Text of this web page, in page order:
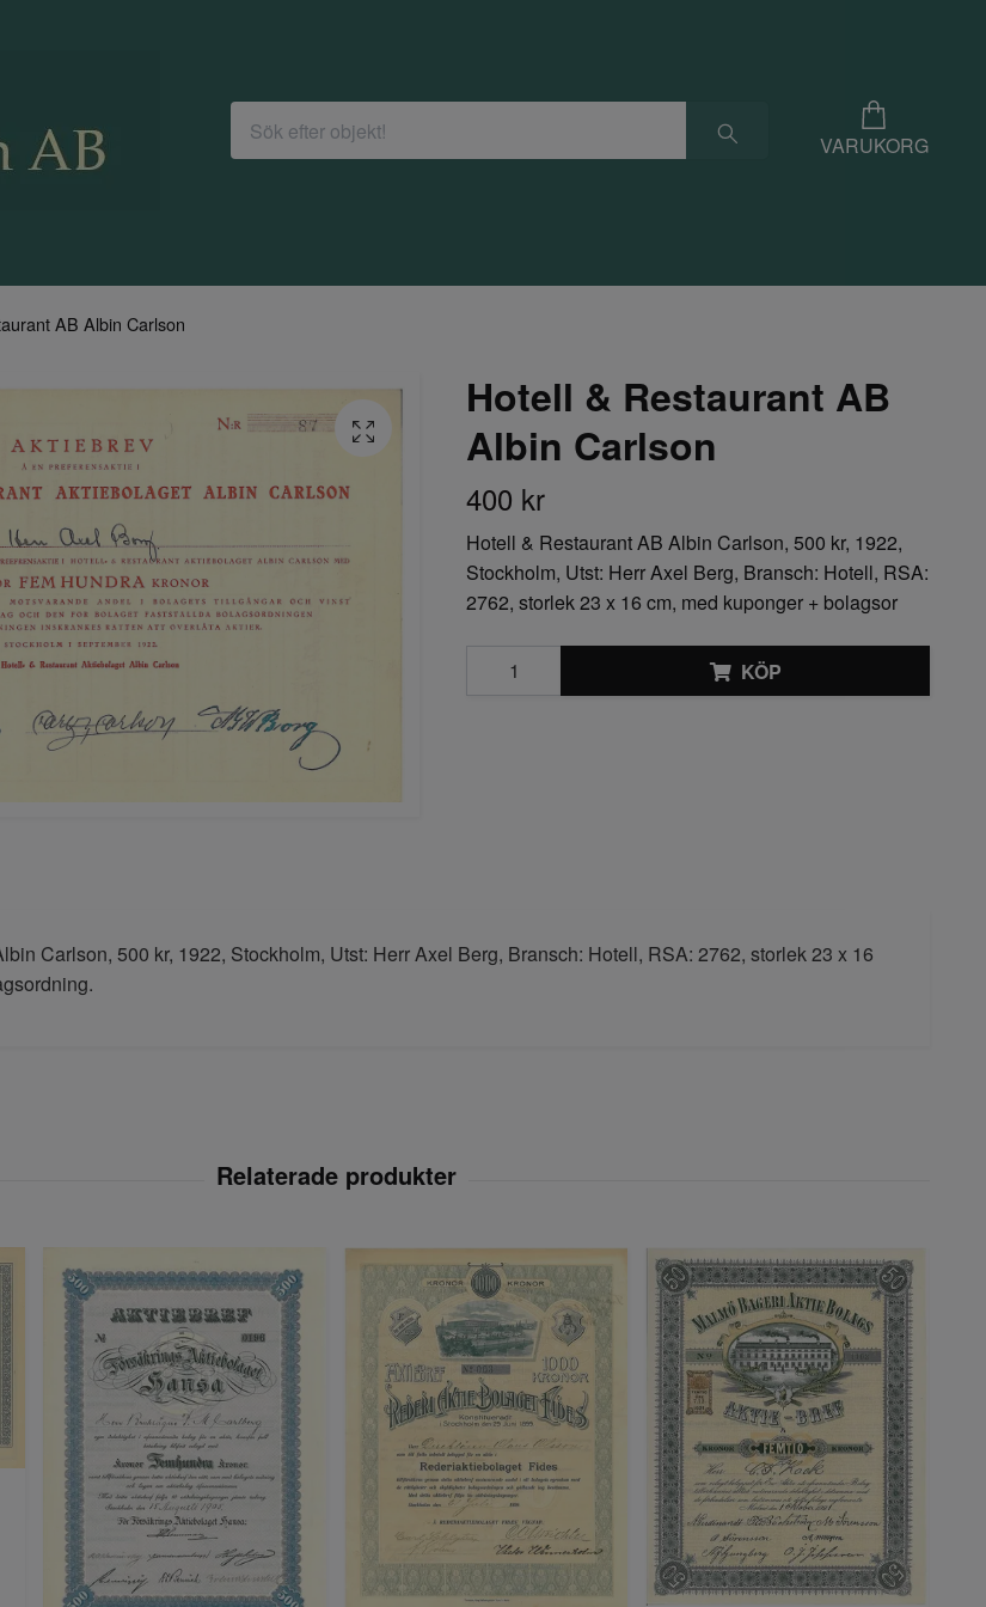
VARUKORG
AB Albin Carlson
Hotell & Restaurant AB
Albin Carlson
400 kr
Hotell & Restaurant AB Albin Carlson, 500 kr, 1922,
Stockholm, Utst: Herr Axel Berg, Bransch: Hotell, RSA:
2762, storlek 23 x 16 cm, med kuponger + bolagsor
KÖP
Carlson, 500 kr, 1922, Stockholm, Utst: Herr Axel Berg, Bransch: Hotell, RSA: 2762, storlek 23 x 16